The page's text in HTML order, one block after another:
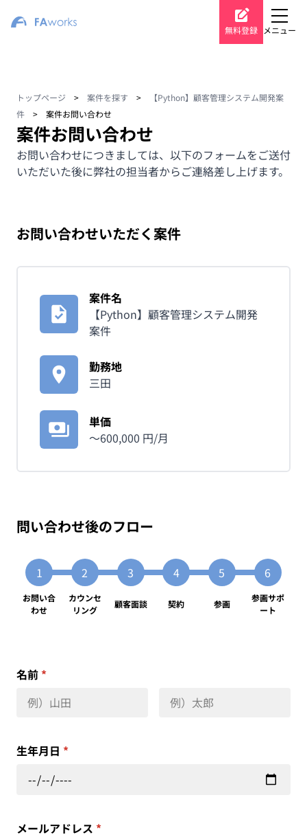
無料登録 メニュー
トップページ > 案件を探す >
【Python】顧客管理システム開発案
件
> 案件お問い合わせ
案件お問い合わせ
お問い合わせにつきましては、以下のフォームをご送付
いただいた後に弊社の担当者からご連絡差し上げます。
お問い合わせいただく案件
案件名
【Python】顧客管理システム開発
案件
勤務地
三田
単価
〜600,000 円/月
問い合わせ後のフロー
お問い合
わせ
カウンセ
リング
顧客面談 契約 参画
参画サポ
ート
名前 *
生年月日 *
メールアドレス *